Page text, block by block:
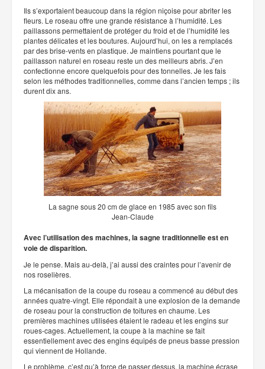
Ils s’exportaient beaucoup dans la région niçoise pour abriter les
fleurs. Le roseau offre une grande résistance à l’humidité. Les
paillassons permettaient de protéger du froid et de l’humidité les
plantes délicates et les boutures. Aujourd’hui, on les a remplacés
par des brise-vents en plastique. Je maintiens pourtant que le
paillasson naturel en roseau reste un des meilleurs abris. J’en
confectionne encore quelquefois pour des tonnelles. Je les fais
selon les méthodes traditionnelles, comme dans l’ancien temps ; ils
durent dix ans.
La sagne sous 20 cm de glace en 1985 avec son fils
Jean-Claude
Avec l’utilisation des machines, la sagne traditionnelle est en
voie de disparition.
Je le pense. Mais au-delà, j’ai aussi des craintes pour l’avenir de
nos roselières.
La mécanisation de la coupe du roseau a commencé au début des
années quatre-vingt. Elle répondait à une explosion de la demande
de roseau pour la construction de toitures en chaume. Les
premières machines utilisées étaient le radeau et les engins sur
roues-cages. Actuellement, la coupe à la machine se fait
essentiellement avec des engins équipés de pneus basse pression
qui viennent de Hollande.
Le problème, c’est qu’à force de passer dessus, la machine écrase